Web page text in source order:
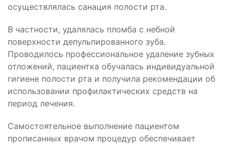
осуществлялась санация полости рта.
В частности, удалялась пломба с небной
поверхности депульпированного зуба.
Проводилось профессиональное удаление зубных
отложений, пациентка обучалась индивидуальной
гигиене полости рта и получила рекомендации об
использовании профилактических средств на
период лечения.
Самостоятельное выполнение пациентом
прописанных врачом процедур обеспечивает